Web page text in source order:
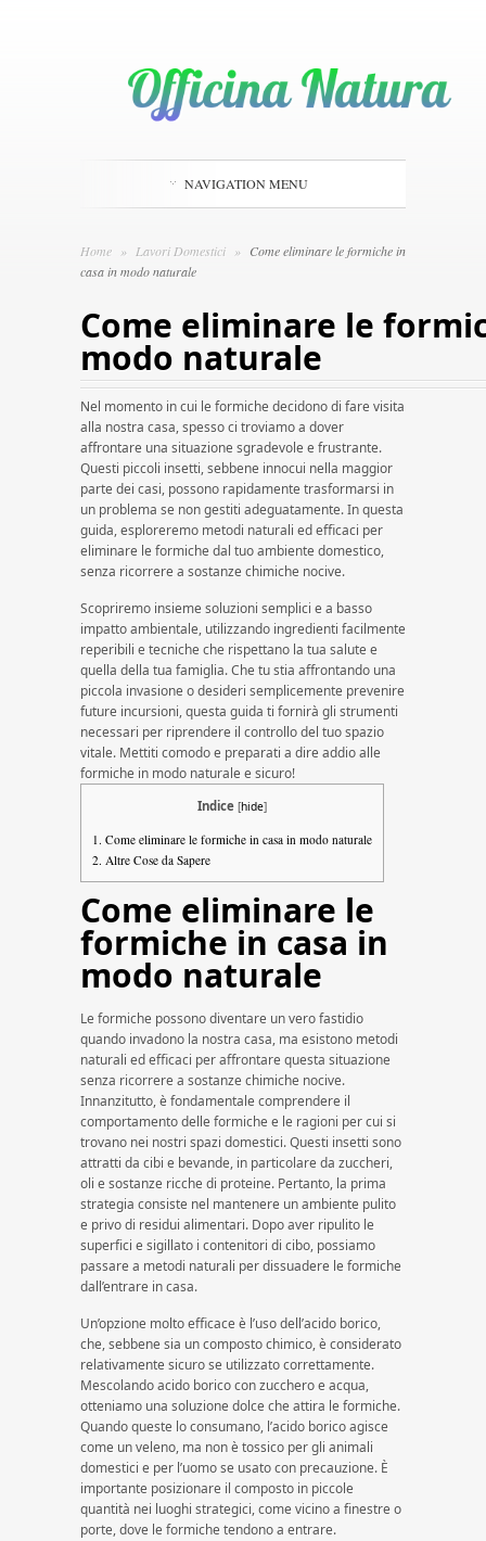
NAVIGATION MENU
Home » Lavori Domestici » Come eliminare le formiche in
casa in modo naturale
Come eliminare le
modo naturale
Nel momento in cui le formiche decidono di fare visita
alla nostra casa, spesso ci troviamo a dover
affrontare una situazione sgradevole e frustrante.
Questi piccoli insetti, sebbene innocui nella maggior
parte dei casi, possono rapidamente trasformarsi in
un problema se non gestiti adeguatamente. In questa
guida, esploreremo metodi naturali ed efficaci per
eliminare le formiche dal tuo ambiente domestico,
senza ricorrere a sostanze chimiche nocive.
Scopriremo insieme soluzioni semplici e a basso
impatto ambientale, utilizzando ingredienti facilmente
reperibili e tecniche che rispettano la tua salute e
quella della tua famiglia. Che tu stia affrontando una
piccola invasione o desideri semplicemente prevenire
future incursioni, questa guida ti fornirà gli strumenti
necessari per riprendere il controllo del tuo spazio
vitale. Mettiti comodo e preparati a dire addio alle
formiche in modo naturale e sicuro!
Indice [hide]
1. Come eliminare le formiche in casa in modo naturale
2. Altre Cose da Sapere
Come eliminare le
formiche in casa in
modo naturale
Le formiche possono diventare un vero fastidio
quando invadono la nostra casa, ma esistono metodi
naturali ed efficaci per affrontare questa situazione
senza ricorrere a sostanze chimiche nocive.
Innanzitutto, è fondamentale comprendere il
comportamento delle formiche e le ragioni per cui si
trovano nei nostri spazi domestici. Questi insetti sono
attratti da cibi e bevande, in particolare da zuccheri,
oli e sostanze ricche di proteine. Pertanto, la prima
strategia consiste nel mantenere un ambiente pulito
e privo di residui alimentari. Dopo aver ripulito le
superfici e sigillato i contenitori di cibo, possiamo
passare a metodi naturali per dissuadere le formiche
dall’entrare in casa.
Un’opzione molto efficace è l’uso dell’acido borico,
che, sebbene sia un composto chimico, è considerato
relativamente sicuro se utilizzato correttamente.
Mescolando acido borico con zucchero e acqua,
otteniamo una soluzione dolce che attira le formiche.
Quando queste lo consumano, l’acido borico agisce
come un veleno, ma non è tossico per gli animali
domestici e per l’uomo se usato con precauzione. È
importante posizionare il composto in piccole
quantità nei luoghi strategici, come vicino a finestre o
porte, dove le formiche tendono a entrare.